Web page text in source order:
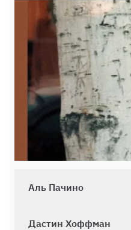
Аль Пачино
Дастин Хоффман